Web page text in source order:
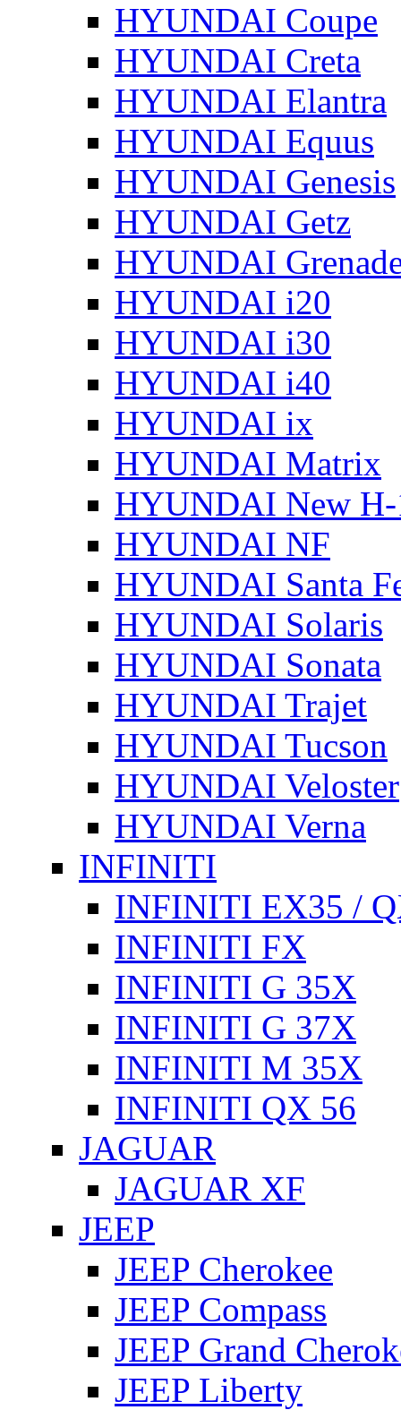
HYUNDAI Coupe
HYUNDAI Creta
HYUNDAI Elantra
HYUNDAI Equus
HYUNDAI Genesis
HYUNDAI Getz
HYUNDAI
HYUNDAI i20
HYUNDAI i30
HYUNDAI i40
HYUNDAI ix
HYUNDAI Matrix
HYUNDAI New
HYUNDAI NF
HYUNDAI Santa
HYUNDAI Solaris
HYUNDAI Sonata
HYUNDAI Trajet
HYUNDAI Tucson
HYUNDAI Veloster
HYUNDAI Verna
INFINITI
INFINITI EX35 /
INFINITI FX
INFINITI G 35X
INFINITI G 37X
INFINITI M 35X
INFINITI QX 56
JAGUAR
JAGUAR XF
JEEP
JEEP Cherokee
JEEP Compass
JEEP Grand
JEEP Liberty